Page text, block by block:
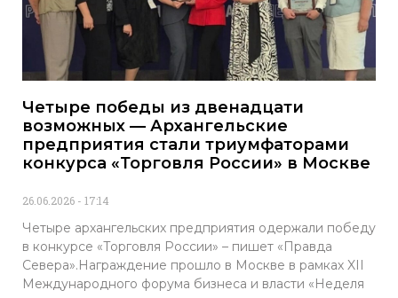
Четыре победы из двенадцати
возможных — Архангельские
предприятия стали триумфаторами
конкурса «Торговля России» в Москве
26.06.2026 17:14
Четыре архангельских предприятия одержали победу
в конкурсе «Торговля России» – пишет «Правда
Севера».Награждение прошло в Москве в рамках XII
Международного форума бизнеса и власти «Неделя